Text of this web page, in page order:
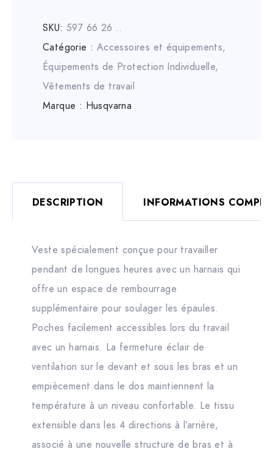
SKU: 597 66 26 ..
Catégorie : Accessoires et équipements,
Équipements de Protection Individuelle,
Vêtements de travail
Marque : Husqvarna
DESCRIPTION INFORMATIONS
Veste spécialement conçue pour travailler
pendant de longues heures avec un harnais qui
offre un espace de rembourrage
supplémentaire pour soulager les épaules.
Poches facilement accessibles lors du travail
avec un harnais. La fermeture éclair de
ventilation sur le devant et sous les bras et un
empiècement dans le dos maintiennent la
température à un niveau confortable. Le tissu
extensible dans les 4 directions à l’arrière,
associé à une nouvelle structure de bras et à